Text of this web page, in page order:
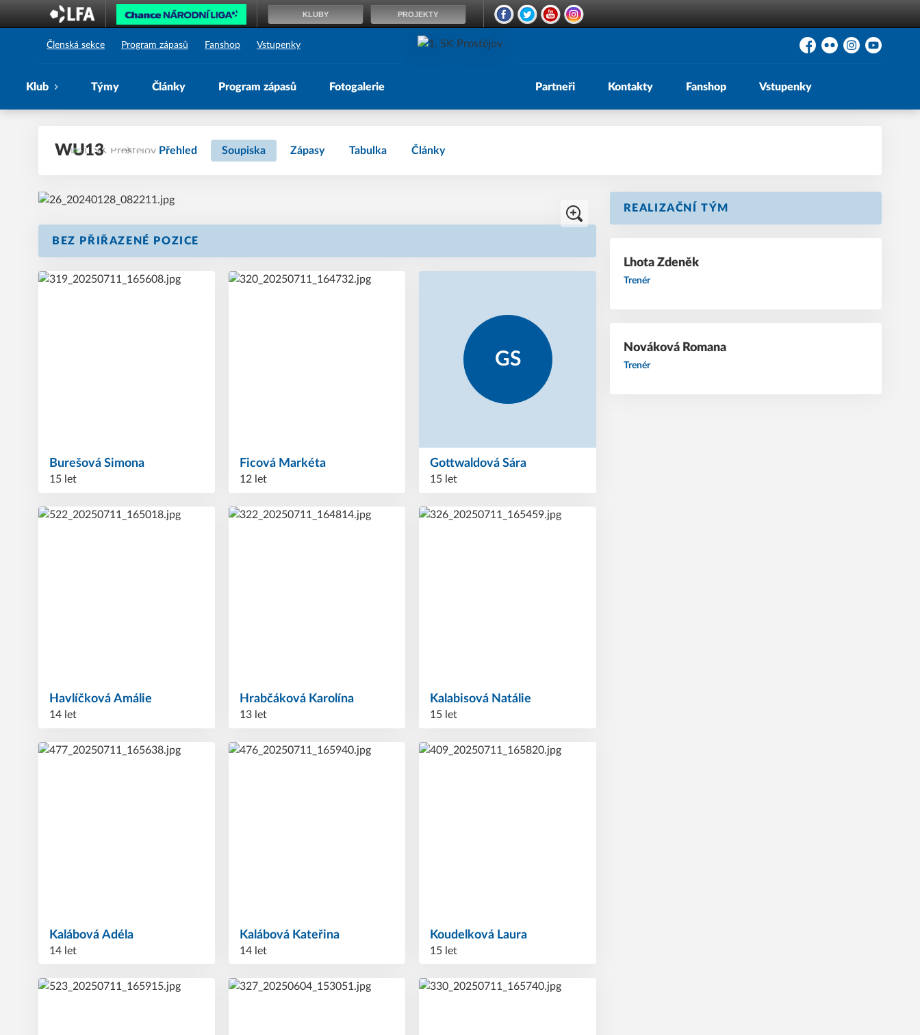
Členská sekce Program zápasů Fanshop Vstupenky
Facebook
Flickr Instagram
YouTube
Klub Týmy Články Program zápasů Fotogalerie Partneři Kontakty Fanshop Vstupenky
WU13 Přehled Soupiska Zápasy Tabulka Články
REALIZAČNÍ TÝM
Zdeněk
Lhota
Trenér
Romana
Nováková
Trenér
BEZ PŘIŘAZENÉ POZICE
Simona
Burešová
15 let
Markéta
Ficová
12 let
GS
Sára
Gottwaldová
15 let
Amálie
Havlíčková
14 let
Karolína
Hrabčáková
13 let
Natálie
Kalabisová
15 let
Adéla
Kalábová
14 let
Kateřina
Kalábová
14 let
Laura
Koudelková
15 let
KLUBY PROJEKTY